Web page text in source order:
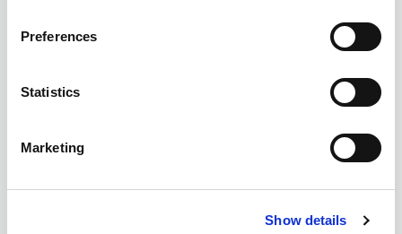
Preferences
Statistics
Marketing
Show details